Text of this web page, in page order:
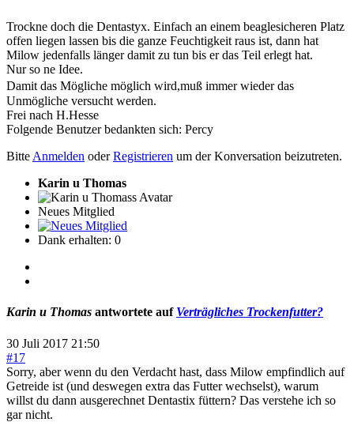
Trockne doch die Dentastyx. Einfach an einem beaglesicheren Platz
offen liegen lassen bis die ganze Feuchtigkeit raus ist, dann hat
Milow jedenfalls länger damit zu tun bis er das Teil erlegt hat.
Nur so ne Idee.
Damit das Mögliche möglich wird,muß immer wieder das
Unmögliche versucht werden.
Frei nach H.Hesse
Folgende Benutzer bedankten sich: Percy
Bitte Anmelden oderRegistrieren um der Konversation beizutreten.
Karin u Thomas
Neues Mitglied
Dank erhalten: 0
Karin u Thomas antwortete auf Verträgliches Trockenfutter?
30 Juli 2017 21:50
#17
Sorry, aber wenn du den Verdacht hast, dass Milow empfindlich auf
Getreide ist (und deswegen extra das Futter wechselst), warum
willst du dann ausgerechnet Dentastix füttern? Das verstehe ich so
gar nicht.